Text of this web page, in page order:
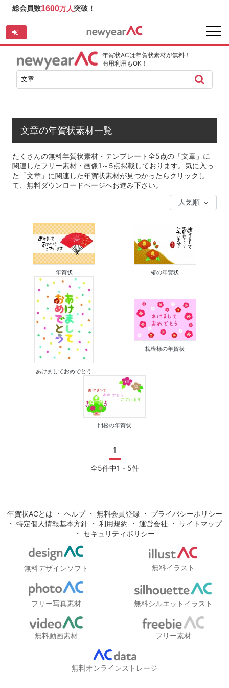
総会員数1600万人突破！
年賀状ACは年賀状素材が無料！
商用利用もOK！
文章の年賀状素材一覧
たくさんの無料年賀状素材・テンプレート全5点の「文章」に
関連したフリー素材・画像1～5点掲載しております。気に入っ
た「文章」に関連した年賀状素材が見つかったらクリックし
て、無料ダウンロードページへお進み下さい。
年賀状 椿の年賀状
あけましておめでとう
梅模様の年賀状
門松の年賀状
1
全5件中1 - 5件
年賀状ACとは ・ ヘルプ・ 無料会員登録・ プライバシーポリシー
・ 特定個人情報基本方針 ・ 利用規約 ・ 運営会社 ・ サイトマップ
・ セキュリティポリシー
無料デザインソフト 無料イラスト
フリー写真素材 無料シルエットイラスト
無料動画素材 フリー素材
無料オンラインストレージ